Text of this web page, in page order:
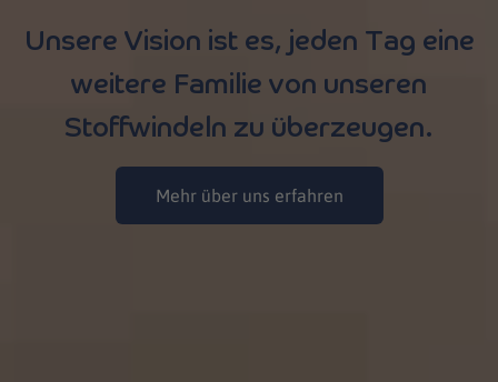
Unsere Vision ist es, jeden Tag eine
weitere Familie von unseren
Stoffwindeln zu überzeugen.
Mehr über uns erfahren